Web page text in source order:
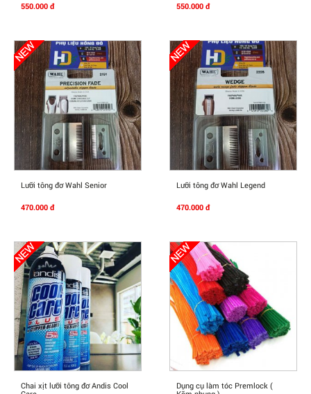
550.000 đ 550.000 đ
Mua Ngay
Lưỡi tông đơ Wahl Senior
470.000 đ
Mua Ngay
Lưỡi tông đơ Wahl Legend
470.000 đ
Mua Ngay
Chai xịt lưỡi tông đơ Andis Cool
Mua Ngay
Dụng cụ làm tóc Premlock (